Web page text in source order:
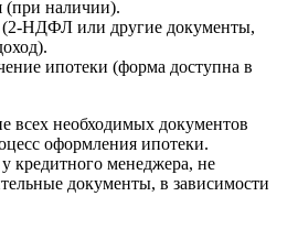
(при наличии).
(2-НДФЛ или другие документы,
ипотеки (форма доступна в
всех необходимых документов
оформления ипотеки.
кредитного менеджера, не
документы, в зависимости